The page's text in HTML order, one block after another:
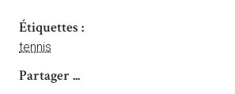
Étiquettes :
tennis
Partager ...